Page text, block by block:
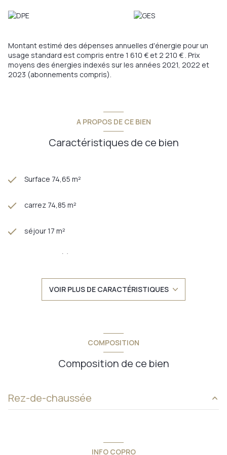
et d’une chaudière gaz individuelle.
Un bien fonctionnel et bien situé, à visiter rapidement.
Montant estimé des dépenses annuelles d'énergie pour un
usage standard est compris entre 1 610 € et 2 210 € . Prix
moyens des énergies indexés sur les années 2021, 2022 et
2023 (abonnements compris).
A PROPOS DE CE BIEN
Caractéristiques de ce bien
Surface 74,65 m²
carrez 74,85 m²
séjour 17 m²
2 chambre(s)
Chauffage individuel : chaudière (gaz)
2ème étage
VOIR PLUS DE CARACTÉRISTIQUES
COMPOSITION
Composition de ce bien
Rez-de-chaussée
INFO COPRO